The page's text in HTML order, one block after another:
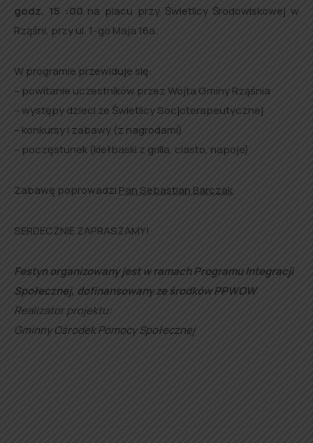
godz. 15 :00 na placu przy Świetlicy Środowiskowej w
Rząśni, przy ul. 1-go Maja 16a.
W programie przewiduje się:
– powitanie uczestników przez Wójta Gminy Rząśnia
– występy dzieci ze Świetlicy Socjoterapeutycznej
– konkursy i zabawy (z nagrodami)
– poczęstunek (kiełbaski z grilla, ciasto, napoje)
Zabawę poprowadzi Pan Sebastian Barczak
SERDECZNIE ZAPRASZAMY!
Festyn organizowany jest w ramach Programu Integracji
Społecznej, dofinansowany ze środków PPWOW
Realizator projektu:
Gminny Ośrodek Pomocy Społecznej